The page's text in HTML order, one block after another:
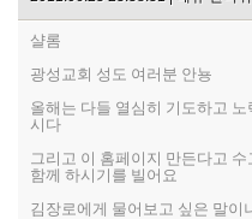
샬롬
광성교회 성도 여러분 안뇽
올해는 다들 열심히 기도하고
시다
그리고 이 홈페이지 만든다고
함께 하시기를 빌어요
김장로에게 물어보고 싶은 말이